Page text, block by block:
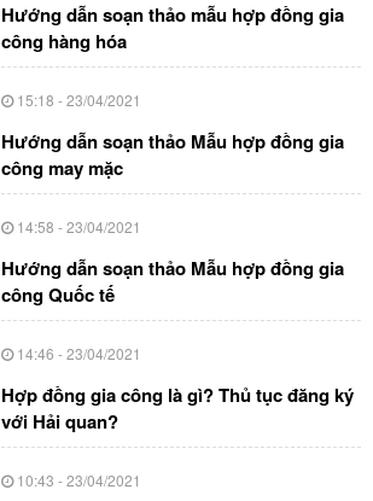
Hướng dẫn soạn thảo mẫu hợp đồng gia
công hàng hóa
15:18 - 23/04/2021
Hướng dẫn soạn thảo Mẫu hợp đồng gia
công may mặc
14:58 - 23/04/2021
Hướng dẫn soạn thảo Mẫu hợp đồng gia
công Quốc tế
14:46 - 23/04/2021
Hợp đồng gia công là gì? Thủ tục đăng ký
với Hải quan?
10:43 - 23/04/2021